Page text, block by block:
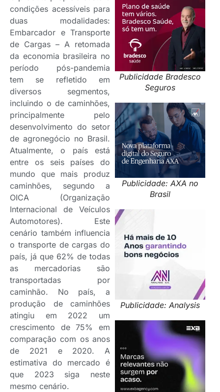
Publicidade Bradesco
Seguros
Publicidade: AXA no
Brasil
Publicidade: Analysis
condições acessíveis para
duas modalidades:
Embarcador e Transporte
de Cargas – A retomada
da economia brasileira no
período pós-pandemia
tem se refletido em
diversos segmentos,
incluindo o de caminhões,
principalmente pelo
desenvolvimento do setor
de agronegócio no Brasil.
Atualmente, o país está
entre os seis países do
mundo que mais produz
caminhões, segundo a
OICA (Organização
Internacional de Veículos
Automotores). Este
cenário também influencia
o transporte de cargas do
país, já que 62% de todas
as mercadorias são
transportadas por
caminhão. No país, a
produção de caminhões
atingiu em 2022 um
crescimento de 75% em
comparação com os anos
de 2021 e 2020. A
estimativa do mercado é
que 2023 siga neste
mesmo cenário.